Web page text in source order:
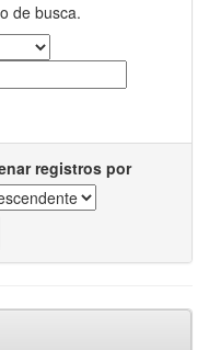
de busca.
registros por